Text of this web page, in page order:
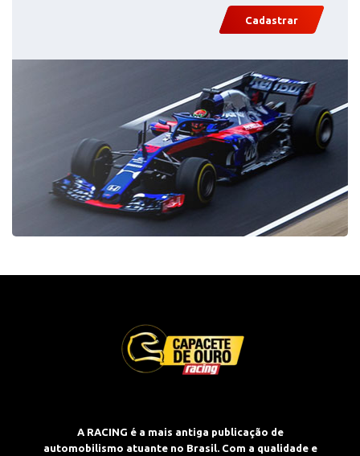
Cadastrar
A RACING é a mais antiga publicação de
automobilismo atuante no Brasil. Com a qualidade e